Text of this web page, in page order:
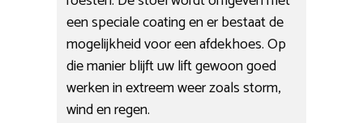
een speciale coating en er bestaat de
mogelijkheid voor een afdekhoes. Op
die manier blijft uw lift gewoon goed
werken in extreem weer zoals storm,
wind en regen.